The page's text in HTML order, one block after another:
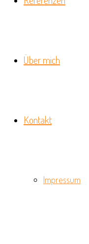
Über mich
Kontakt
Impressum